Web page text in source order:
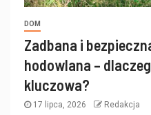
DOM
Zadbana i
hodowlana –
kluczowa?
17 lipca, 2026 Redakcja